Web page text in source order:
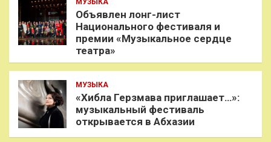
МУЗЫКА
Объявлен лонг-лист
Национального фестиваля и
премии «Музыкальное сердце
театра»
МУЗЫКА
«Хибла Герзмава приглашает…»:
музыкальный фестиваль
открывается в Абхазии